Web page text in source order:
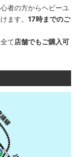
者の方からヘビーユ
ます。 17時までのご
て店舗でもご購入可